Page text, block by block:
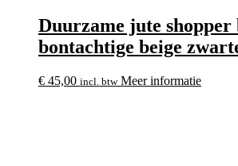
Duurzame jute shopper
bontachtige beige
€ 45,00 incl. btw Meer informatie